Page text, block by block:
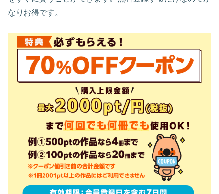
なりお得です。